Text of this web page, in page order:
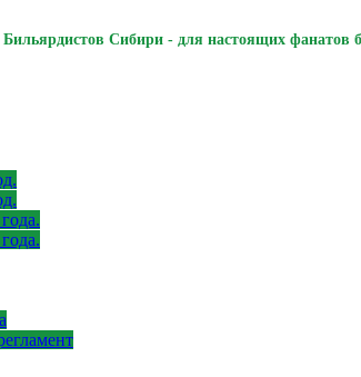
Сибири - для настоящих фанатов